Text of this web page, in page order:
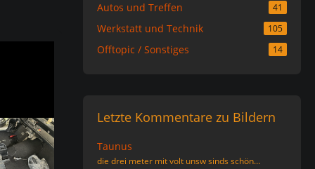
Autos und Treffen 41
Werkstatt und Technik 105
Offtopic / Sonstiges 14
Letzte Kommentare zu Bildern
Taunus
die drei meter mit volt unsw sinds schön…